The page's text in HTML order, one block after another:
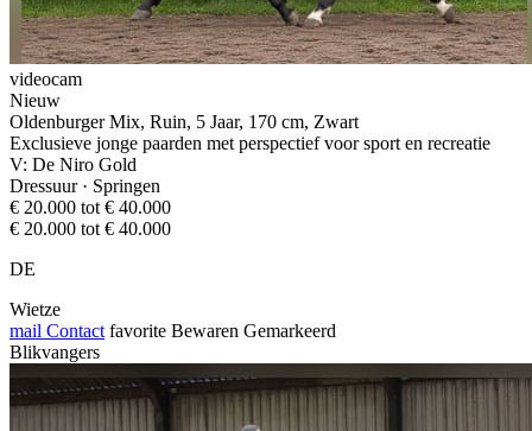
videocam
Nieuw
Oldenburger Mix, Ruin, 5 Jaar, 170 cm, Zwart
Exclusieve jonge paarden met perspectief voor sport en recreatie
V: De Niro Gold
Dressuur · Springen
€ 20.000 tot € 40.000
€ 20.000 tot € 40.000
DE
Wietze
mail Contact favorite Bewaren Gemarkeerd
Blikvangers